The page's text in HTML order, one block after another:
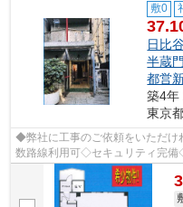
敷0
日比
半蔵
都営
築4年
東京
◆弊社に工事のご依頼をいただ
数路線利用可◇セキュリティ完備
て物件のご提案が可能です◇お気